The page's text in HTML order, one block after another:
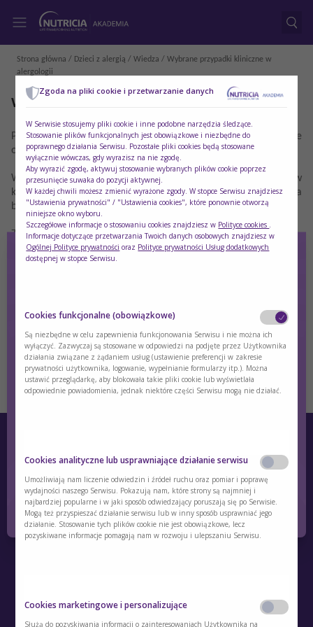
Strona główna / Dzieci z alergią / Wiedza / Wybrane przypadki kliniczne w
alergologii
Wybrane przypadki kliniczne w alergologii
Poniższa publikacja zawiera ciekawe przypadki kliniczne
opracowane przez ekspertów.
W materiale znajdziesz analizy ciekawych przypadków
klinicznych w alergologii m. in. FDEIA u chorej uczulonej na
brzoskwinię.
Zapraszamy do lektury!
dietetyki?
Tak Nie
O Akademii
Regulamin
Zgoda na pliki cookie i przetwarzanie danych
W Serwisie stosujemy pliki cookie i inne podobne narzędzia śledzące.
Stosowanie plików funkcjonalnych jest obowiązkowe i niezbędne do
poprawnego działania Serwisu. Pozostałe pliki cookies będą stosowane
wyłącznie wówczas, gdy wyrazisz na nie zgodę.
Aby wyrazić zgodę, aktywuj stosowanie wybranych plików cookie poprzez
przesunięcie suwaka do pozycji aktywnej.
W każdej chwili możesz zmienić wyrażone zgody. W stopce Serwisu znajdziesz
"Ustawienia prywatności" / "Ustawienia cookies", które ponownie otworzą
niniejsze okno wyboru.
Szczegółowe informacje o stosowaniu cookies znajdziesz w Polityce cookies
Informacje dotyczące przetwarzania Twoich danych osobowych znajdziesz w
Ogólnej Polityce prywatności oraz Polityce prywatności Usług dodatkowych
dostępnej w stopce Serwisu.
Cookies funkcjonalne (obowiązkowe)
Są niezbędne w celu zapewnienia funkcjonowania Serwisu i nie można ich
wyłączyć. Zazwyczaj są stosowane w odpowiedzi na podjęte przez Użytkownika
działania związane z żądaniem usług (ustawienie preferencji w zakresie
prywatności użytkownika, logowanie, wypełnianie formularzy itp.). Można
ustawić przeglądarkę, aby blokowała takie pliki cookie lub wyświetlała
odpowiednie powiadomienia, jednak niektóre części Serwisu mogą nie działać.
Cookies analityczne lub usprawniające działanie serwisu
Umożliwiają nam liczenie odwiedzin i źródeł ruchu oraz pomiar i poprawę
wydajności naszego Serwisu. Pokazują nam, które strony są najmniej i
najbardziej popularne i w jaki sposób odwiedzający poruszają się po Serwisie.
Mogą też przyspieszać działanie serwisu lub w inny sposób usprawniać jego
działanie. Stosowanie tych plików cookie nie jest obowiązkowe, lecz
pozyskiwane informacje pomagają nam w rozwoju i ulepszaniu Serwisu.
Cookies marketingowe i personalizujące
Służą do pozyskiwania informacji o zainteresowaniach Użytkownika na